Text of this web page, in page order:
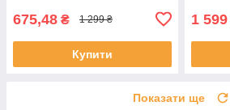
675,48 ₴ 1 299 ₴
Купити
1 599
Показати ще